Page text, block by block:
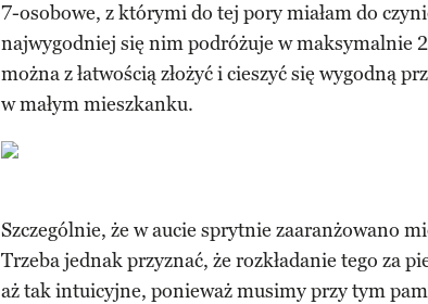
7-osobowe, z którymi do tej pory miałam do
najwygodniej się nim podróżuje w maksymalnie
można z łatwością złożyć i cieszyć się wygodną
w małym mieszkanku.
Szczególnie, że w aucie sprytnie zaaranżowano
Trzeba jednak przyznać, że rozkładanie tego za
aż tak intuicyjne, ponieważ musimy przy tym